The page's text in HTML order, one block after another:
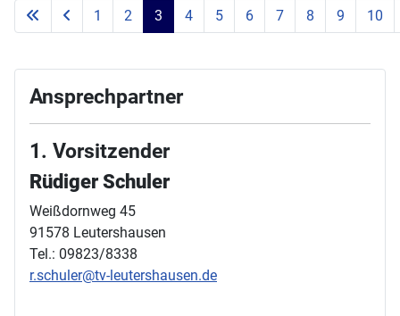
1 2 3 4 5 6 7 8 9 10
Ansprechpartner
1. Vorsitzender
Rüdiger Schuler
Weißdornweg 45
91578 Leutershausen
Tel.: 09823/8338
r.schuler@tv-leutershausen.de